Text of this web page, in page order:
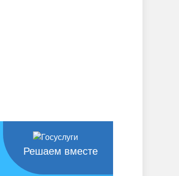
Решаем вместе